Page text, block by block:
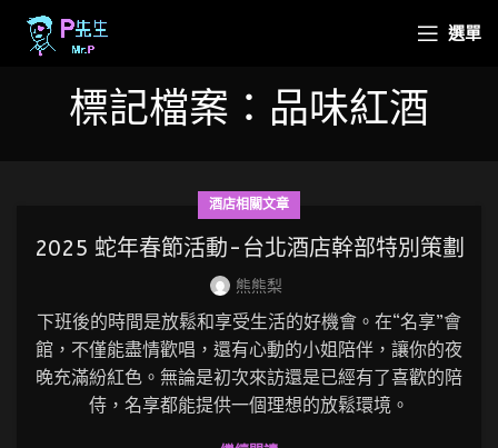
選單
標記檔案：品味紅酒
酒店相關文章
2025 蛇年春節活動-台北酒店幹部特別策劃
熊熊梨
下班後的時間是放鬆和享受生活的好機會。在“名享”會
館，不僅能盡情歡唱，還有心動的小姐陪伴，讓你的夜
晚充滿紛紅色。無論是初次來訪還是已經有了喜歡的陪
侍，名享都能提供一個理想的放鬆環境。